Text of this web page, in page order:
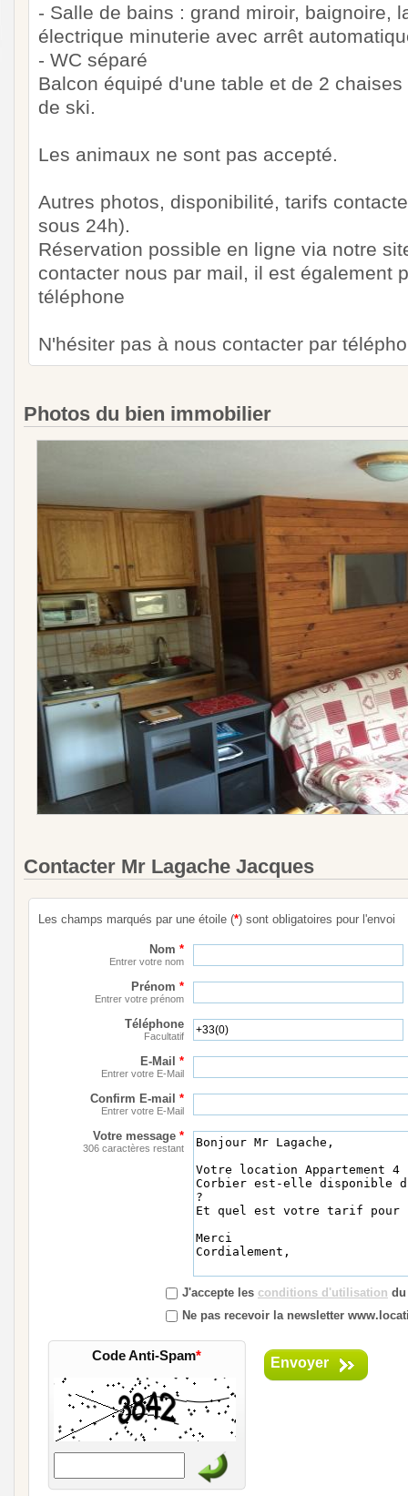
- Salle de bains : grand miroir, baignoire,
électrique minuterie avec arrêt
- WC séparé
Balcon équipé d'une table et de 2
de ski.
Les animaux ne sont pas accepté.
Autres photos, disponibilité, tarifs
sous 24h).
Réservation possible en ligne via notre
contacter nous par mail, il est également
téléphone
N'hésiter pas à nous contacter par
Photos du bien immobilier
Contacter Mr Lagache Jacques
Les champs marqués par une étoile (*) sont obligatoires pour l'envoi
Nom *
Entrer votre nom
Prénom *
Entrer votre prénom
Téléphone
Facultatif
E-Mail *
Entrer votre E-Mail
Confirm E-mail *
Entrer votre E-Mail
Votre message *
306 caractères restant
J'accepte les conditions d'utilisation
Ne pas recevoir la newsletter
Code Anti-Spam* Envoyer